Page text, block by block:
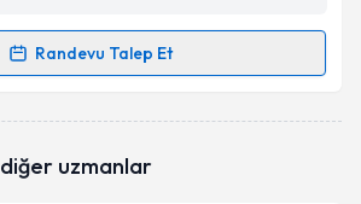
Randevu Talep Et
Talebi
Size bu uzmandan randevu almanız
uzmanlar